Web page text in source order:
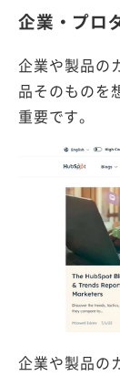
企業・プロ
企業や製品の
品そのものを
重要です。
企業や製品の